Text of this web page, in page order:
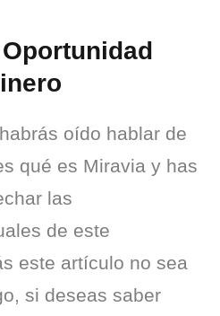
oído hablar de
qué es Miravia y has
las
de este
este artículo no sea
si deseas saber